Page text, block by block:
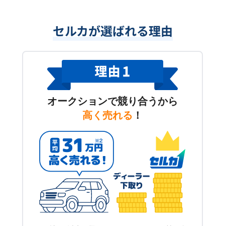
セルカが選ばれる理由
オークションで競り合うから
高く売れる ！